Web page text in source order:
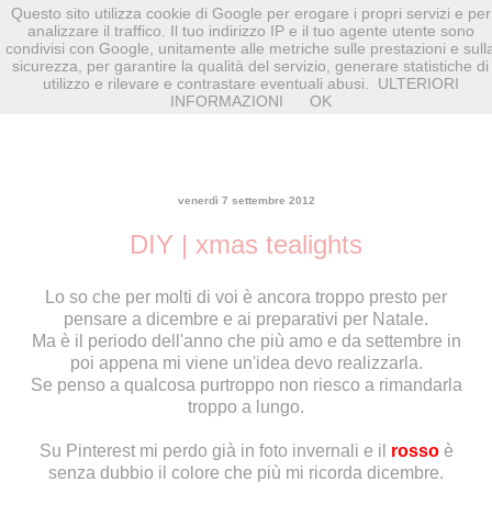
venerdì 7 settembre 2012
DIY | xmas tealights
Lo so che per molti di voi è ancora troppo presto per
pensare a dicembre e ai preparativi per Natale.
Ma è il periodo dell'anno che più amo e da settembre in
poi appena mi viene un'idea devo realizzarla.
Se penso a qualcosa purtroppo non riesco a rimandarla
troppo a lungo.
Su Pinterest mi perdo già in foto invernali e il rosso è
senza dubbio il colore che più mi ricorda dicembre.
Questo sito utilizza cookie di Google per erogare i propri servizi e per
analizzare il traffico. Il tuo indirizzo IP e il tuo agente utente sono
condivisi con Google, unitamente alle metriche sulle prestazioni e
sicurezza, per garantire la qualità del servizio, generare statistiche di
utilizzo e rilevare e contrastare eventuali abusi.
ULTERIORI
INFORMAZIONI
OK